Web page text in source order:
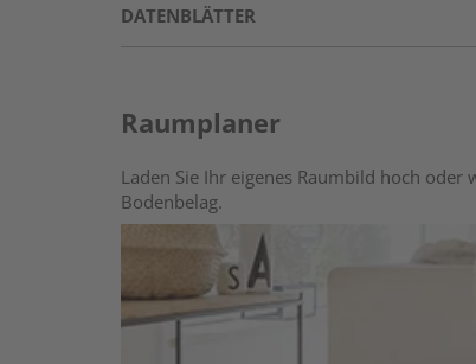
DATENBLÄTTER
Raumplaner
Laden Sie Ihr eigenes Raumbild hoch
Bodenbelag.